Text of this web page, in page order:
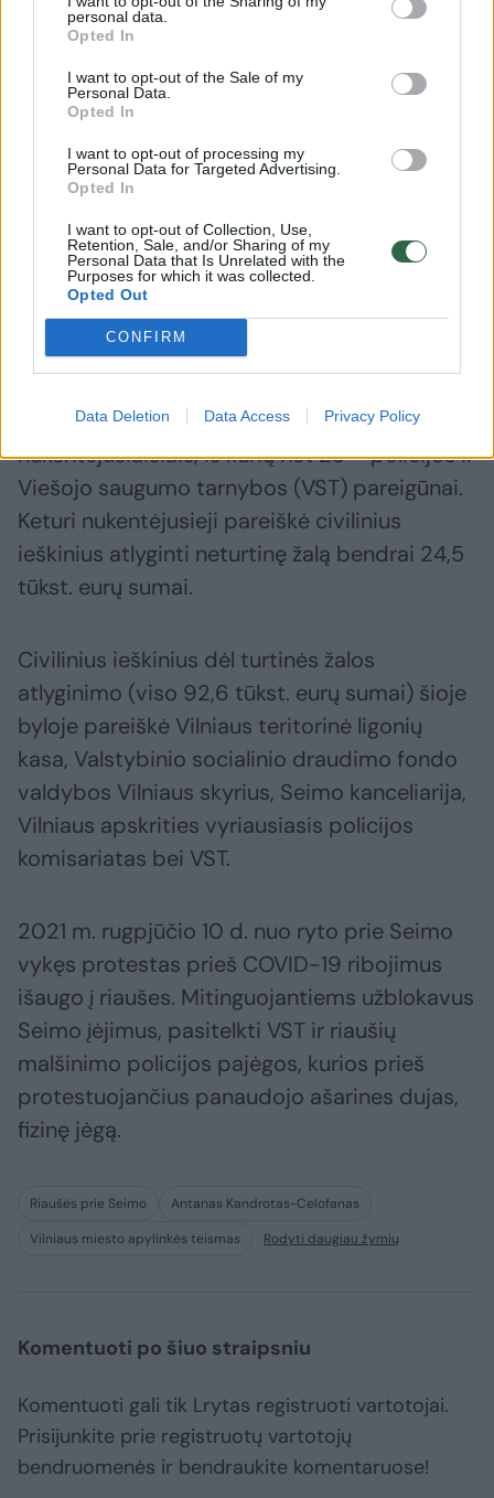
personal data.
Opted In
I want to opt-out of the Sale of my
Personal Data.
Opted In
I want to opt-out of processing my
Personal Data for Targeted Advertising.
Opted In
I want to opt-out of Collection, Use,
Retention, Sale, and/or Sharing of my
Personal Data that Is Unrelated with the
Purposes for which it was collected.
Opted Out
CONFIRM
Data Deletion Data Access Privacy Policy
Tarp kaltinamųjų yra anksčiau teistas,
įvairiuose protestuose ne kartą dalyvavęs A.
Kandrotas, pravarde Celofanas, taip pat
protesto akcijose ne kartą dalyvavęs
Andrejus Lobovas, iš Vilniaus „Juventos“
Astrauskaitė, kovinio sporto atstovas
Arnoldas Misiūnas.
Kaip anksčiau skelbė teisėsauga,
byloje 27 asmenys pripažinti
nukentėjusiaisiais, iš kurių net 23 – policijos ir
Viešojo saugumo tarnybos (VST) pareigūnai.
Keturi nukentėjusieji pareiškė civilinius
ieškinius atlyginti neturtinę žalą bendrai 24,5
tūkst. eurų sumai.
Civilinius ieškinius dėl turtinės žalos
atlyginimo (viso 92,6 tūkst. eurų sumai) šioje
byloje pareiškė Vilniaus teritorinė ligonių
kasa, Valstybinio socialinio draudimo fondo
valdybos Vilniaus skyrius, Seimo kanceliarija,
Vilniaus apskrities vyriausiasis policijos
komisariatas bei VST.
2021 m. rugpjūčio 10 d. nuo ryto prie Seimo
vykęs protestas prieš COVID-19 ribojimus
išaugo į riaušes. Mitinguojantiems užblokavus
Seimo įėjimus, pasitelkti VST ir riaušių
malšinimo policijos pajėgos, kurios prieš
protestuojančius panaudojo ašarines dujas,
fizinę jėgą.
Riaušės prie Seimo
Antanas Kandrotas-Celofanas
Vilniaus miesto apylinkės teismas
Rodyti daugiau žymių
Komentuoti po šiuo straipsniu
Komentuoti gali tik Lrytas registruoti vartotojai.
Prisijunkite prie registruotų vartotojų
bendruomenės ir bendraukite komentaruose!